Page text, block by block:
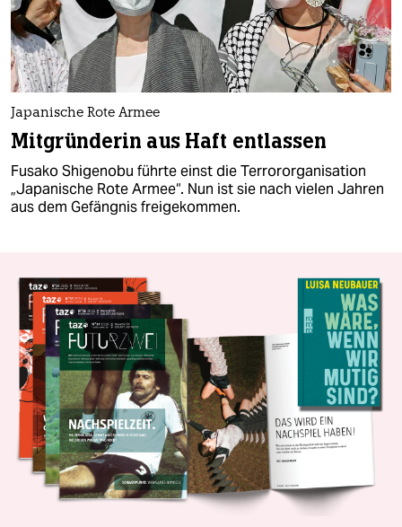
Japanische Rote Armee
Mitgründerin aus Haft entlassen
Fusako Shigenobu führte einst die Terrororganisation
„Japanische Rote Armee“. Nun ist sie nach vielen Jahren
aus dem Gefängnis freigekommen.